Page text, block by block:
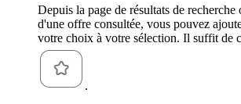
Depuis la page de résultats de recherche
d'une offre consultée, vous pouvez
votre choix à votre sélection. Il suffit de
.